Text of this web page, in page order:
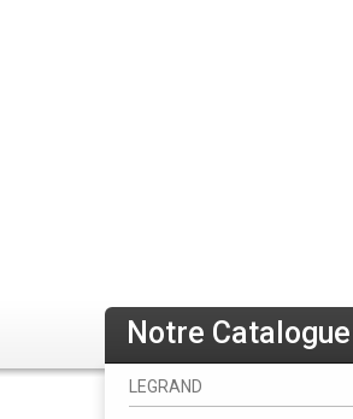
Notre Catalogue
LEGRAND